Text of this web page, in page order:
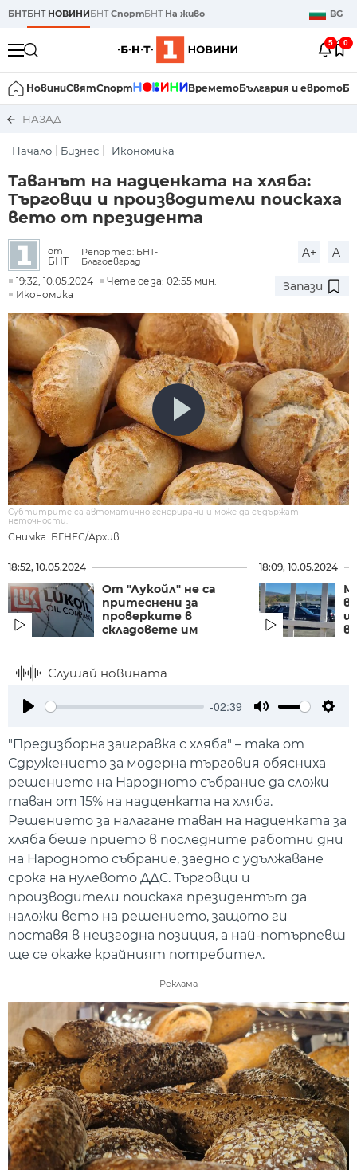
БНТБНТ НОВИНИБНТСпортБНТ На живо BG
5 0
НовиниСвятСпорт ВреметоБългария и еврото
НАЗАД
Начало Бизнес Икономика
Таванът на надценката на хляба:
Търговци и производители поискаха
вето от президента
от
БНТ
Репортер: БНТ-
Благоевград
A+ A-
19:32, 10.05.2024
Чете се за: 02:55 мин.
Икономика
Запази
Снимка: БГНЕС/Архив
Субтитрите са автоматично генерирани и може да съдържат
неточности.
18:52, 10.05.2024
От "Лукойл" не са
притеснени за
проверките в
складовете им
18:09, 10.05.2024
Слушай новината
-02:39
"Предизборна заигравка с хляба" – така от
Сдружението за модерна търговия обясниха
решението на Народното събрание да сложи
таван от 15% на надценката на хляба.
Решението за налагане таван на надценката за
хляба беше прието в последните работни дни
на Народното събрание, заедно с удължаване
срока на нулевото ДДС. Търговци и
производители поискаха президентът да
наложи вето на решението, защото ги
поставя в неизгодна позиция, а най-потърпевш
ще се окаже крайният потребител.
Реклама